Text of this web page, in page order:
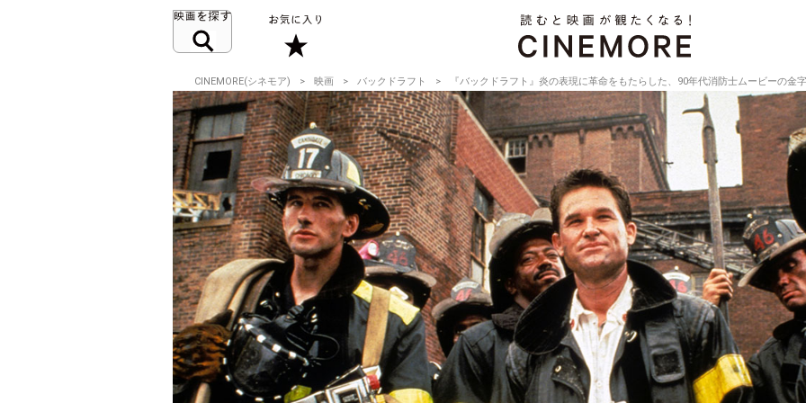
CINEMORE(シネモア) 映画 バックドラフト 『バックドラフト』炎の表現に革命をもたらした、90年代消防士ムービーの金